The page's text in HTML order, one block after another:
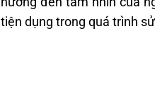
tiện dụng trong quá trình